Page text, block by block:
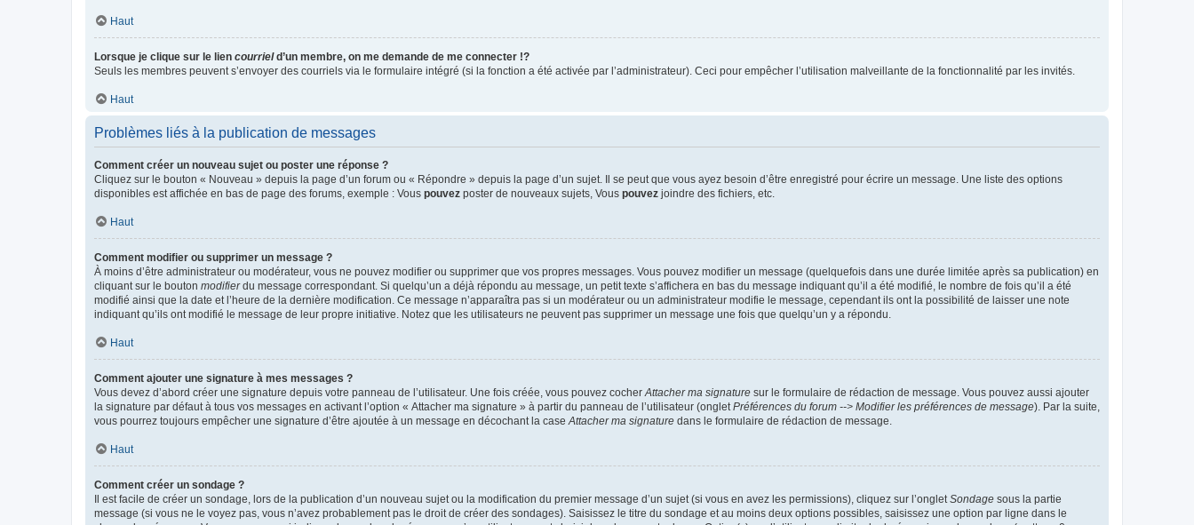
Haut
Lorsque je clique sur le lien courrield’un membre, on me demande de me connecter !?
Seuls les membres peuvent s’envoyer des courriels via le formulaire intégré (si la fonction a été activée par l’administrateur). Ceci pour empêcher l’utilisation malveillante de la fonctionnalité par les invités.
Haut
Problèmes liés à la publication de messages
Comment créer un nouveau sujet ou poster une réponse ?
Cliquez sur le bouton « Nouveau » depuis la page d’un forum ou « Répondre » depuis la page d’un sujet. Il se peut que vous ayez besoin d’être enregistré pour écrire un message. Une liste des options
disponibles est affichée en bas de page des forums, exemple : Vous pouvez poster de nouveaux sujets, Vous pouvez joindre des fichiers, etc.
Haut
Comment modifier ou supprimer un message ?
À moins d’être administrateur ou modérateur, vous ne pouvez modifier ou supprimer que vos propres messages. Vous pouvez modifier un message (quelquefois dans une durée limitée après sa publication) en
cliquant sur le bouton modifierdu message correspondant. Si quelqu’un a déjà répondu au message, un petit texte s’affichera en bas du message indiquant qu’il a été modifié, le nombre de fois qu’il a été
modifié ainsi que la date et l’heure de la dernière modification. Ce message n’apparaîtra pas si un modérateur ou un administrateur modifie le message, cependant ils ont la possibilité de laisser une note
indiquant qu’ils ont modifié le message de leur propre initiative. Notez que les utilisateurs ne peuvent pas supprimer un message une fois que quelqu’un y a répondu.
Haut
Comment ajouter une signature à mes messages ?
Vous devez d’abord créer une signature depuis votre panneau de l’utilisateur. Une fois créée, vous pouvez cocherAttacher ma signature sur le formulaire de rédaction de message. Vous pouvez aussi ajouter
la signature par défaut à tous vos messages en activant l’option « Attacher ma signature » à partir du panneau de l’utilisateur (ongletPréférences du forum --> Modifier les préférences de message). Par la suite,
vous pourrez toujours empêcher une signature d’être ajoutée à un message en décochant la caseAttacher ma signature dans le formulaire de rédaction de message.
Haut
Comment créer un sondage ?
Il est facile de créer un sondage, lors de la publication d’un nouveau sujet ou la modification du premier message d’un sujet (si vous en avez les permissions), cliquez sur l’ongletSondage sous la partie
message (si vous ne le voyez pas, vous n’avez probablement pas le droit de créer des sondages). Saisissez le titre du sondage et au moins deux options possibles, saisissez une option par ligne dans le